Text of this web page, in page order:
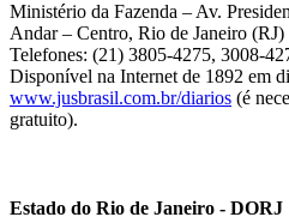
Ministério da Fazenda – Av.
Andar – Centro, Rio de Janeiro (RJ)
Telefones: (21) 3805-4275, 3008-
Disponível na Internet de 1892 em
www.jusbrasil.com.br/diarios (é
gratuito).
Estado do Rio de Janeiro - DORJ